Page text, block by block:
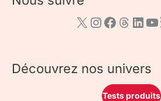
Découvrez nos univers
Tests produits